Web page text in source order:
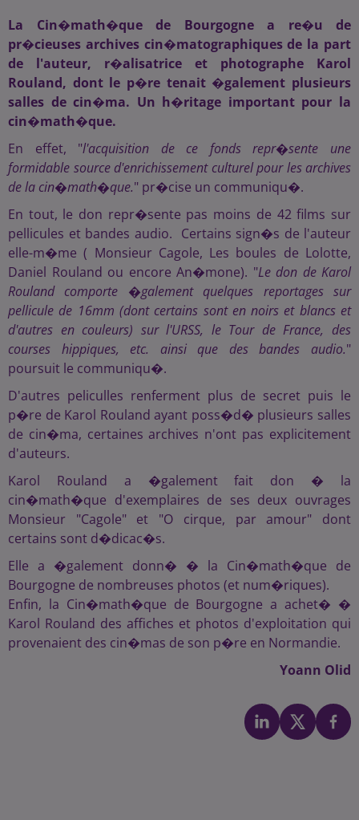
La Cin�math�que de Bourgogne a re�u de
pr�cieuses archives cin�matographiques de la part
de l'auteur, r�alisatrice et photographe Karol
Rouland, dont le p�re tenait �galement plusieurs
salles de cin�ma. Un h�ritage important pour la
cin�math�que.
En effet, "l'acquisition de ce fonds repr�sente une
formidable source d'enrichissement culturel pour les archives
de la cin�math�que." pr�cise un communiqu�.
En tout, le don repr�sente pas moins de 42 films sur
pellicules et bandes audio. Certains sign�s de l'auteur
elle-m�me ( Monsieur Cagole, Les boules de Lolotte,
Daniel Rouland ou encore An�mone). "Le don de Karol
Rouland comporte �galement quelques reportages sur
pellicule de 16mm (dont certains sont en noirs et blancs et
d'autres en couleurs) sur l'URSS, le Tour de France, des
courses hippiques, etc. ainsi que des bandes audio."
poursuit le communiqu�.
D'autres peliculles renferment plus de secret puis le
p�re de Karol Rouland ayant poss�d� plusieurs salles
de cin�ma, certaines archives n'ont pas explicitement
d'auteurs.
Karol Rouland a �galement fait don � la
cin�math�que d'exemplaires de ses deux ouvrages
Monsieur "Cagole" et "O cirque, par amour" dont
certains sont d�dicac�s.
Elle a �galement donn� � la Cin�math�que de
Bourgogne de nombreuses photos (et num�riques).
Enfin, la Cin�math�que de Bourgogne a achet� �
Karol Rouland des affiches et photos d'exploitation qui
provenaient des cin�mas de son p�re en Normandie.
Yoann Olid